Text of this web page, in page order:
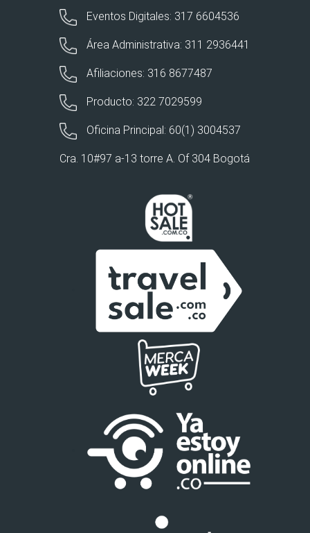
Eventos Digitales: 317 6604536
Área Administrativa: 311 2936441
Afiliaciones: 316 8677487
Producto: 322 7029599
Oficina Principal: 60(1) 3004537
Cra. 10#97 a-13 torre A. Of 304 Bogotá